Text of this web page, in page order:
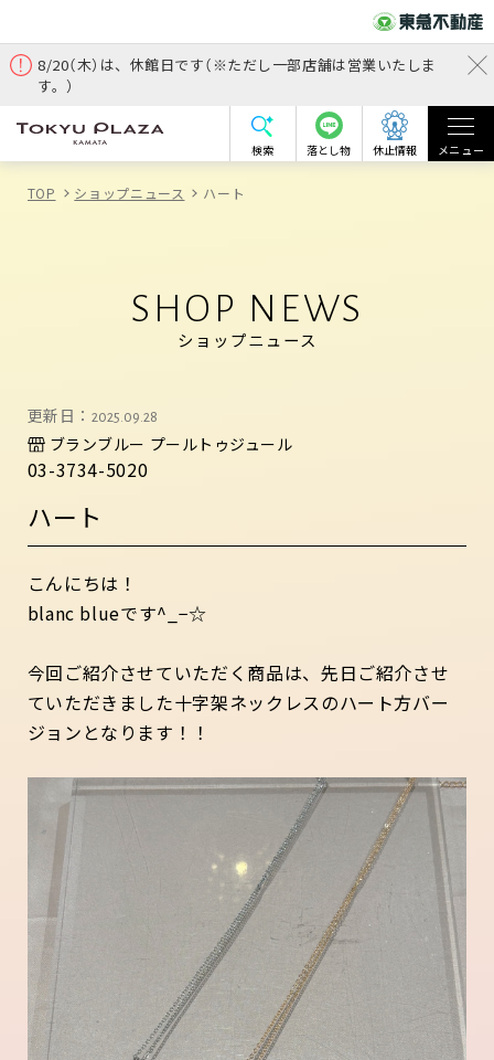
8/20（木）は、休館日です（※ただし一部店舗は営業いたしま
す。）
検索 落とし物 休止情報 メニュー
TOP ショップニュース ハート
SHOP NEWS
ショップニュース
更新日： 2025.09.28
ブランブルー プールトゥジュール
03-3734-5020
ハート
こんにちは！
blanc blueです^_−☆
今回ご紹介させていただく商品は、先日ご紹介させ
ていただきました十字架ネックレスのハート方バー
ジョンとなります！！